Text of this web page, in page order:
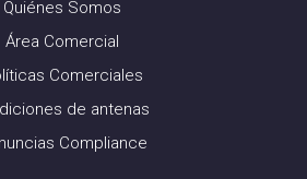
Quiénes Somos
Área Comercial
Comerciales
de antenas
Compliance